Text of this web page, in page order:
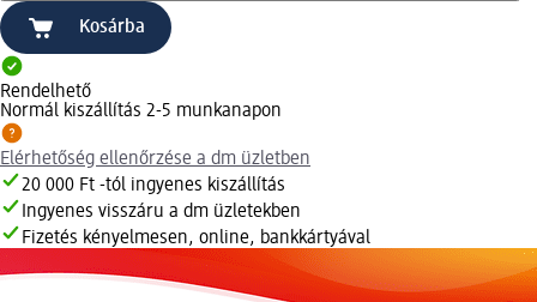
Kosárba
Rendelhető
Normál kiszállítás 2-5 munkanapon
Elérhetőség ellenőrzése a dm üzletben
20 000 Ft -tól ingyenes kiszállítás
Ingyenes visszáru a dm üzletekben
Fizetés kényelmesen, online, bankkártyával